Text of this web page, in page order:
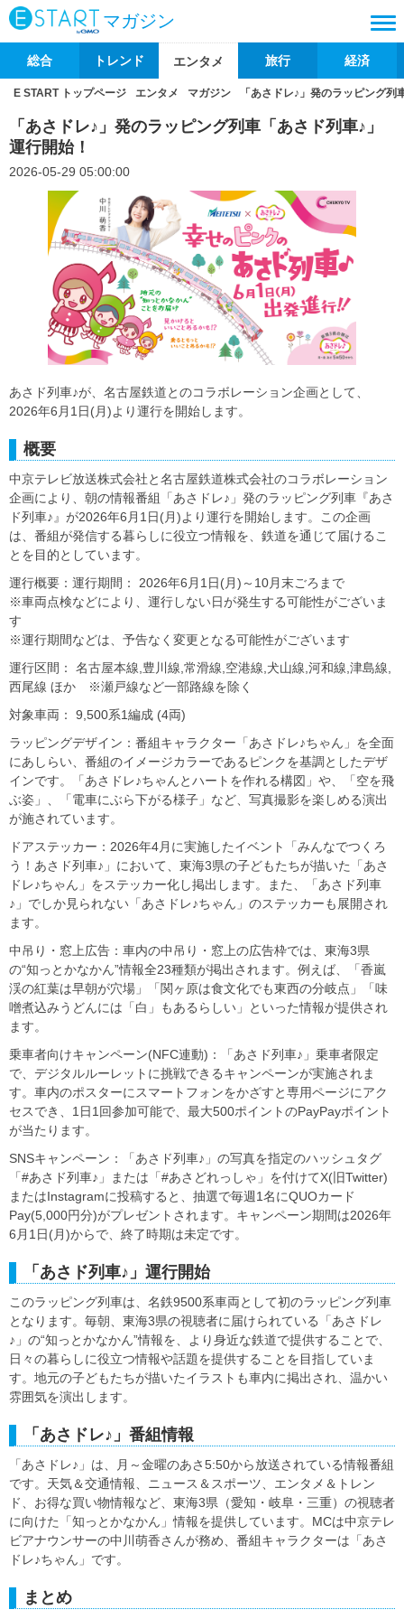
マガジン
総合 トレンド エンタメ 旅行 経済
E START トップページ エンタメ マガジン 「あさドレ♪」発のラッピング
「あさドレ♪」発のラッピング列車「あさド列車♪」
運行開始！
2026-05-29 05:00:00
あさド列車♪が、名古屋鉄道とのコラボレーション企画として、
2026年6月1日(月)より運行を開始します。
概要
中京テレビ放送株式会社と名古屋鉄道株式会社のコラボレーション
企画により、朝の情報番組「あさドレ♪」発のラッピング列車『あさ
ド列車♪』が2026年6月1日(月)より運行を開始します。この企画
は、番組が発信する暮らしに役立つ情報を、鉄道を通じて届けるこ
とを目的としています。
運行概要：運行期間： 2026年6月1日(月)～10月末ごろまで
※車両点検などにより、運行しない日が発生する可能性がございま
す
※運行期間などは、予告なく変更となる可能性がございます
運行区間： 名古屋本線,豊川線,常滑線,空港線,犬山線,河和線,津島線,
西尾線 ほか ※瀬戸線など一部路線を除く
対象車両： 9,500系1編成 (4両)
ラッピングデザイン：番組キャラクター「あさドレ♪ちゃん」を全面
にあしらい、番組のイメージカラーであるピンクを基調としたデザ
インです。「あさドレ♪ちゃんとハートを作れる構図」や、「空を飛
ぶ姿」、「電車にぶら下がる様子」など、写真撮影を楽しめる演出
が施されています。
ドアステッカー：2026年4月に実施したイベント「みんなでつくろ
う！あさド列車♪」において、東海3県の子どもたちが描いた「あさ
ドレ♪ちゃん」をステッカー化し掲出します。また、「あさド列車
♪」でしか見られない「あさドレ♪ちゃん」のステッカーも展開され
ます。
中吊り・窓上広告：車内の中吊り・窓上の広告枠では、東海3県
の“知っとかなかん”情報全23種類が掲出されます。例えば、「香嵐
渓の紅葉は早朝が穴場」「関ヶ原は食文化でも東西の分岐点」「味
噌煮込みうどんには「白」もあるらしい」といった情報が提供され
ます。
乗車者向けキャンペーン(NFC連動)：「あさド列車♪」乗車者限定
で、デジタルルーレットに挑戦できるキャンペーンが実施されま
す。車内のポスターにスマートフォンをかざすと専用ページにアク
セスでき、1日1回参加可能で、最大500ポイントのPayPayポイント
が当たります。
SNSキャンペーン：「あさド列車♪」の写真を指定のハッシュタグ
「#あさド列車♪」または「#あさどれっしゃ」を付けてX(旧Twitter)
またはInstagramに投稿すると、抽選で毎週1名にQUOカード
Pay(5,000円分)がプレゼントされます。キャンペーン期間は2026年
6月1日(月)からで、終了時期は未定です。
「あさド列車♪」運行開始
このラッピング列車は、名鉄9500系車両として初のラッピング列車
となります。毎朝、東海3県の視聴者に届けられている「あさドレ
♪」の“知っとかなかん”情報を、より身近な鉄道で提供することで、
日々の暮らしに役立つ情報や話題を提供することを目指していま
す。地元の子どもたちが描いたイラストも車内に掲出され、温かい
雰囲気を演出します。
「あさドレ♪」番組情報
「あさドレ♪」は、月～金曜のあさ5:50から放送されている情報番組
です。天気＆交通情報、ニュース＆スポーツ、エンタメ＆トレン
ド、お得な買い物情報など、東海3県（愛知・岐阜・三重）の視聴者
に向けた「知っとかなかん」情報を提供しています。MCは中京テレ
ビアナウンサーの中川萌香さんが務め、番組キャラクターは「あさ
ドレ♪ちゃん」です。
まとめ